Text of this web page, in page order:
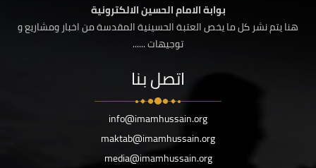
بوابة الامام الحسين الالكترونية
هنا يتم نشر كل ما يخص العتبة الحسينية المقدسة من اخبار ومشاريع و
توجيهات ......
اتصل بنا
info@imamhussain.org
maktab@imamhussain.org
media@imamhussain.org